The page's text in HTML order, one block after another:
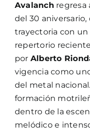
Avalanch regresa
del 30
trayectoria con
repertorio
por Alberto
vigencia como
del metal
formación
dentro de la
melódico e